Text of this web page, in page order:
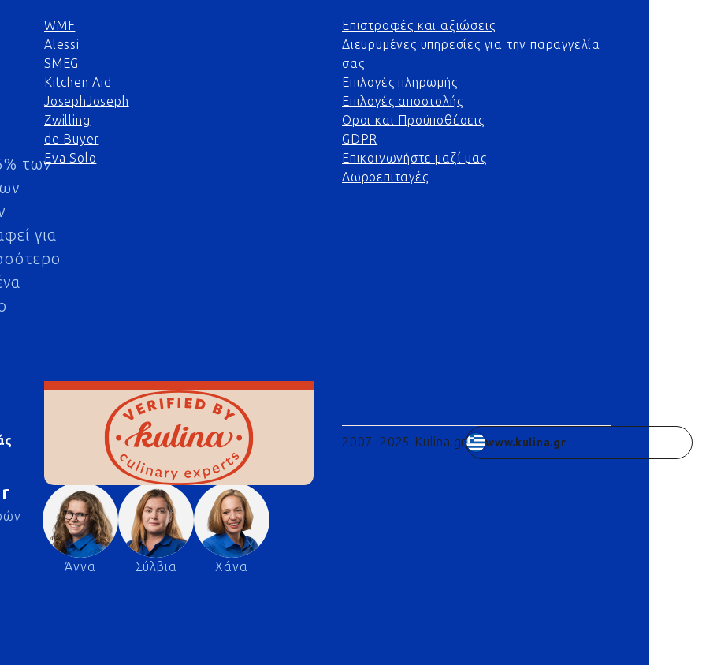
των
για
WMF
Alessi
SMEG
Kitchen Aid
JosephJoseph
Zwilling
de Buyer
Eva Solo
Επιστροφές και αξιώσεις
Διευρυμένες υπηρεσίες για την παραγγελία
σας
Επιλογές πληρωμής
Επιλογές αποστολής
Οροι και Προϋποθέσεις
GDPR
Επικοινωνήστε μαζί μας
Δωροεπιταγές
Άννα Σύλβια Χάνα
2007–2025 Kulina.gr www.kulina.gr